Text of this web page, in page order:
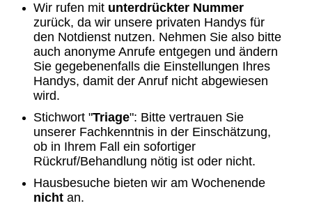
Wir rufen mit unterdrückter Nummer
zurück, da wir unsere privaten Handys für
den Notdienst nutzen. Nehmen Sie also bitte
auch anonyme Anrufe entgegen und ändern
Sie gegebenenfalls die Einstellungen Ihres
Handys, damit der Anruf nicht abgewiesen
wird.
Stichwort "Triage": Bitte vertrauen Sie
unserer Fachkenntnis in der Einschätzung,
ob in Ihrem Fall ein sofortiger
Rückruf/Behandlung nötig ist oder nicht.
Hausbesuche bieten wir am Wochenende
nicht an.